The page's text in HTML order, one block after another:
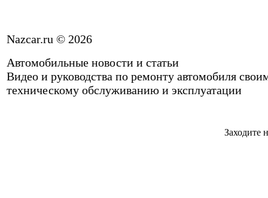
Nazcar.ru © 2026
Автомобильные новости и статьи
Видео и руководства по ремонту автомобиля
техническому обслуживанию и эксплуатации
Заходите